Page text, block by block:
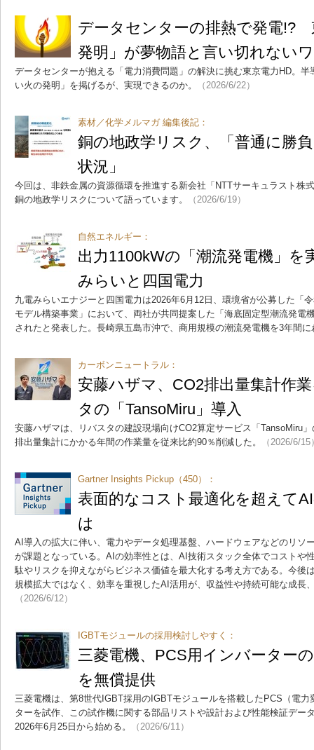
データセンターの排熱で発電!?
発明」が夢物語と言い切れない
データセンターが抱える「電力消費問題」の解決に挑む東京電力HD。
い火の発明」を掲げるが、実現できるのか。
（2026/6/22）
素材／化学メルマガ 編集後記：
銅の地政学リスク、「普通に勝
状況」
今回は、非鉄金属の資源循環を推進する新会社「NTTサーキュラスト株
銅の地政学リスクについて語っています。
（2026/6/19）
自然エネルギー：
出力1100kWの「潮流発電機」
みらいと四国電力
九電みらいエナジーと四国電力は2026年6月12日、環境省が公募した「
モデル構築事業」において、両社が共同提案した「海底固定型潮流発電
されたと発表した。長崎県五島市沖で、商用規模の潮流発電機を3年間
カーボンニュートラル：
安藤ハザマ、CO2排出量集計作
タの「TansoMiru」導入
安藤ハザマは、リバスタの建設現場向けCO2算定サービス「TansoMiru
排出量集計にかかる年間の作業量を従来比約90％削減した。
（2026/6/15
Gartner Insights Pickup（450）：
表面的なコスト最適化を超えて
は
AI導入の拡大に伴い、電力やデータ処理基盤、ハードウェアなどのリソ
が課題となっている。AIの効率性とは、AI技術スタック全体でコストや
駄やリスクを抑えながらビジネス価値を最大化する考え方である。今後
規模拡大ではなく、効率を重視したAI活用が、収益性や持続可能な成長
（2026/6/12）
IGBTモジュールの採用検討しやすく：
三菱電機、PCS用インバーター
を無償提供
三菱電機は、第8世代IGBT採用のIGBTモジュールを搭載したPCS（電
ターを試作、この試作機に関する部品リストや設計および性能検証デー
2026年6月25日から始める。
（2026/6/11）